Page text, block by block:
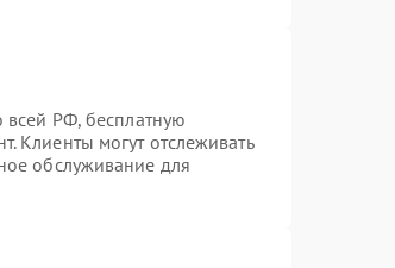
всей РФ, бесплатную
Клиенты могут отслеживать
обслуживание для